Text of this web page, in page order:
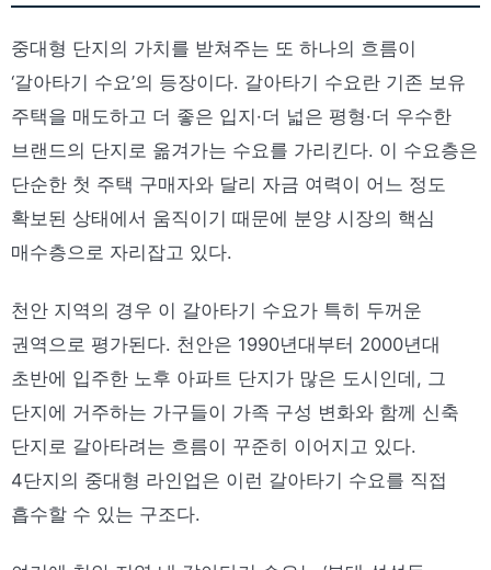
중대형 단지의 가치를 받쳐주는 또 하나의 흐름이
‘갈아타기 수요’의 등장이다. 갈아타기 수요란 기존 보유
주택을 매도하고 더 좋은 입지·더 넓은 평형·더 우수한
브랜드의 단지로 옮겨가는 수요를 가리킨다. 이 수요층은
단순한 첫 주택 구매자와 달리 자금 여력이 어느 정도
확보된 상태에서 움직이기 때문에 분양 시장의 핵심
매수층으로 자리잡고 있다.
천안 지역의 경우 이 갈아타기 수요가 특히 두꺼운
권역으로 평가된다. 천안은 1990년대부터 2000년대
초반에 입주한 노후 아파트 단지가 많은 도시인데, 그
단지에 거주하는 가구들이 가족 구성 변화와 함께 신축
단지로 갈아타려는 흐름이 꾸준히 이어지고 있다.
4단지의 중대형 라인업은 이런 갈아타기 수요를 직접
흡수할 수 있는 구조다.